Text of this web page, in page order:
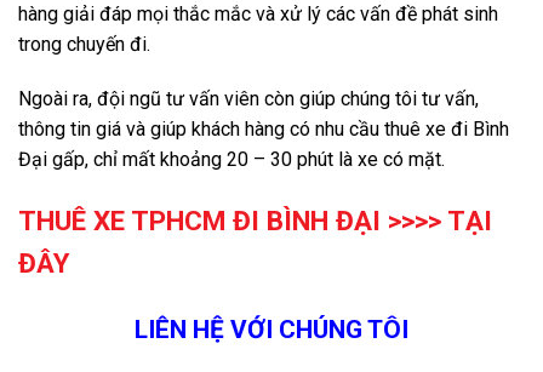
hàng giải đáp mọi thắc mắc và xử lý các vấn đề phát sinh
trong chuyến đi.
Ngoài ra, đội ngũ tư vấn viên còn giúp chúng tôi tư vấn,
thông tin giá và giúp khách hàng có nhu cầu thuê xe đi Bình
Đại gấp, chỉ mất khoảng 20 – 30 phút là xe có mặt.
THUÊ XE TPHCM ĐI BÌNH ĐẠI >>>> TẠI
ĐÂY
LIÊN HỆ VỚI CHÚNG TÔI